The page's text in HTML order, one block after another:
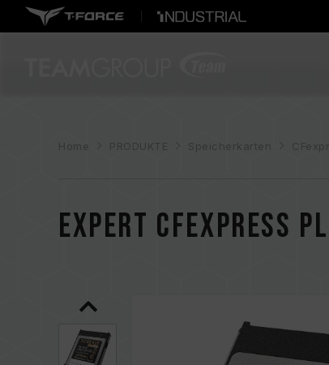
Home PRODUKTE Speicherkarten
EXPERT CFexpress